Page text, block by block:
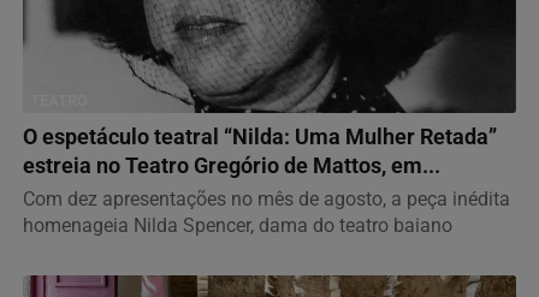
O espetáculo teatral “Nilda: Uma Mulher Retada”
estreia no Teatro Gregório de Mattos, em...
Com dez apresentações no mês de agosto, a peça inédita
homenageia Nilda Spencer, dama do teatro baiano